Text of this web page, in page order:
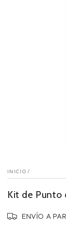
INICIO /
Kit de Punto
ENVÍO A